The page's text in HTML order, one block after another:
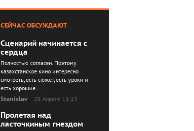
СЕЙЧАС ОБСУЖДАЮТ
Сценарий начинается с
сердца
Полностью согласен. Поэтому
казахстанское кино интересно
смотреть, есть сюжет, есть уроки и
есть хорошие...
Stanislav
28 Апреля 11:13
Пролетая над
ласточкиным гнездом